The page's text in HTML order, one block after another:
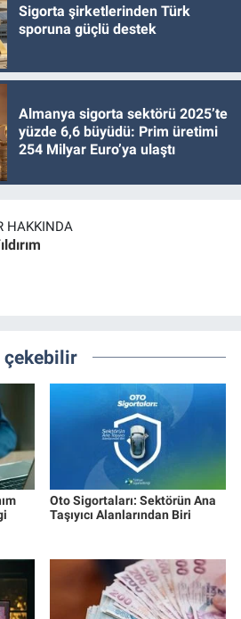
Sigorta şirketlerinden Türk
sporuna güçlü destek
Almanya sigorta sektörü 2025’te
yüzde 6,6 büyüdü: Prim üretimi
254 Milyar Euro’ya ulaştı
HAKKINDA
çekebilir
Oto Sigortaları: Sektörün Ana
Taşıyıcı Alanlarından Biri